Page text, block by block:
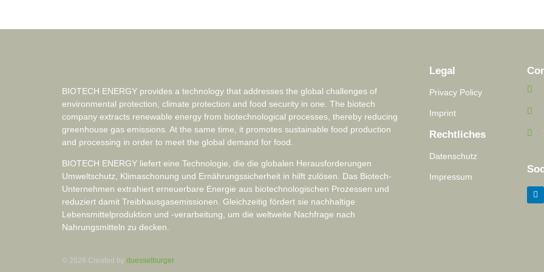
BIOTECH ENERGY provides a technology that addresses the global challenges of
environmental protection, climate protection and food security in one. The biotech
company extracts renewable energy from biotechnological processes, thereby reducing
greenhouse gas emissions. At the same time, it promotes sustainable food production
and processing in order to meet the global demand for food.
BIOTECH ENERGY liefert eine Technologie, die die globalen Herausforderungen
Umweltschutz, Klimaschonung und Ernährungssicherheit in hilft zulösen. Das Biotech-
Unternehmen extrahiert erneuerbare Energie aus biotechnologischen Prozessen und
reduziert damit Treibhausgasemissionen. Gleichzeitig fördert sie nachhaltige
Lebensmittelproduktion und -verarbeitung, um die weltweite Nachfrage nach
Nahrungsmitteln zu decken.
© 2026 Created by duesselburger
Legal
Privacy Policy
Imprint
Rechtliches
Datenschutz
Impressum